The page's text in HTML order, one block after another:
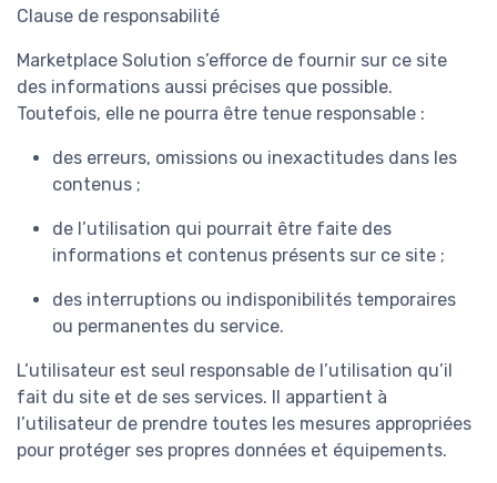
Clause de responsabilité
Marketplace Solution s’efforce de fournir sur ce site
des informations aussi précises que possible.
Toutefois, elle ne pourra être tenue responsable :
des erreurs, omissions ou inexactitudes dans les
contenus ;
de l’utilisation qui pourrait être faite des
informations et contenus présents sur ce site ;
des interruptions ou indisponibilités temporaires
ou permanentes du service.
L’utilisateur est seul responsable de l’utilisation qu’il
fait du site et de ses services. Il appartient à
l’utilisateur de prendre toutes les mesures appropriées
pour protéger ses propres données et équipements.